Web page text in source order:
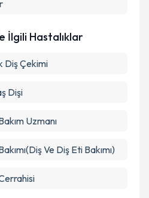
İlgili Hastalıklar
Diş Çekimi
Dişi
Uzmanı
Ve Diş Eti Bakımı)